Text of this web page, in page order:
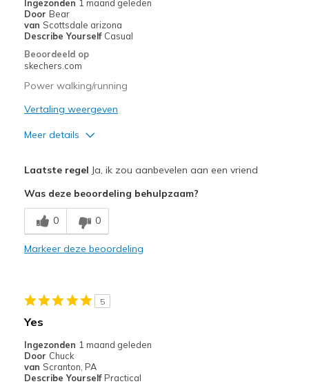
Width
Feels true to width
Sizing
Feels true to size
View On Shoes
Ingezonden 1 maand geleden
Door Bear
van Scottsdale arizona
Describe Yourself Casual
Beoordeeld op
skechers.com
Power walking/running
Vertaling weergeven
Meer details
Breathe Well
Minpunten
Need Break In
Running
Sizing
View On Shoes
I'm Into Shoes
Laatste regel Ja, ik zou aanbevelen aan een vriend
Was deze beoordeling behulpzaam?
0 0
Markeer deze beoordeling
5
Yes
Ingezonden 1 maand geleden
Door Chuck
van Scranton, PA
Describe Yourself Practical